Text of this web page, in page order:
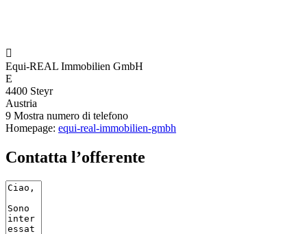

Equi-REAL Immobilien GmbH
E
4400 Steyr
Austria
9 Mostra numero di telefono
Homepage: equi-real-immobilien-gmbh
Contatta l’offerente